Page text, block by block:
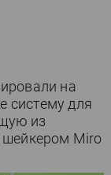
на
систему для
из
шейкером Miro